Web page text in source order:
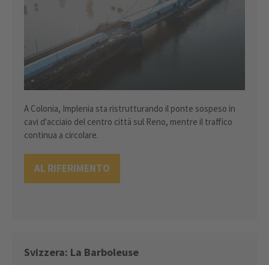
A Colonia, Implenia sta ristrutturando il ponte sospeso in
cavi d'acciaio del centro città sul Reno, mentre il traffico
continua a circolare.
AL RIFERIMENTO
Svizzera: La Barboleuse